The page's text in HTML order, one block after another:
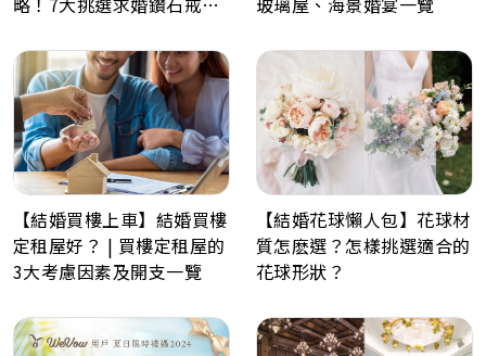
【結婚買樓上車】結婚買樓
定租屋好？ | 買樓定租屋的
3大考慮因素及開支一覽
【結婚花球懶人包】花球材
質怎麽選？怎樣挑選適合的
花球形狀？